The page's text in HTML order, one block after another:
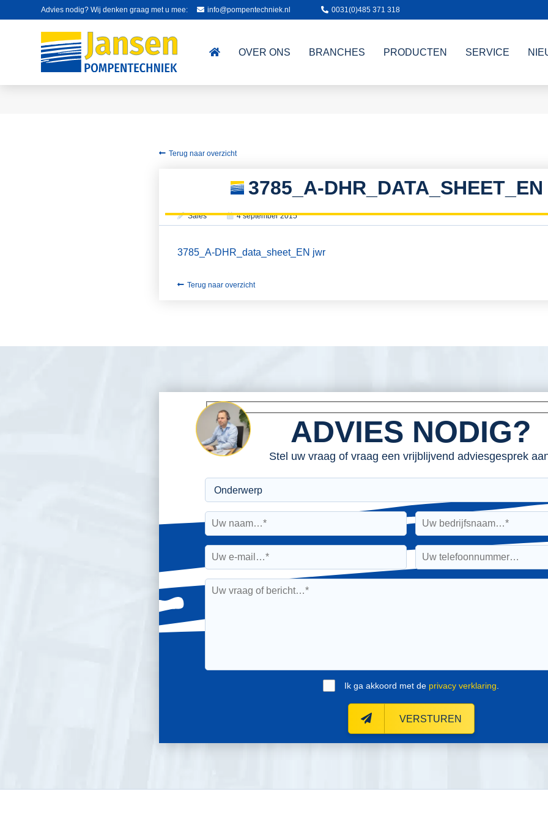
Advies nodig? Wij denken graag met u mee: info@pompentechniek.nl 0031(0)485 371 318
OVER ONS BRANCHES PRODUCTEN SERVICE
Terug naar overzicht
3785_A-
Sales 4 september 2015
3785_A-DHR_data_sheet_EN jwr
Terug naar overzicht
ADVIES NODIG?
Stel uw vraag of vraag een vrijblijvend adviesgesprek
Ik ga akkoord met de privacy verklaring
VERSTUREN